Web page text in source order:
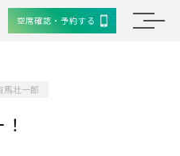
空席確認・予約する
馬壮一郎